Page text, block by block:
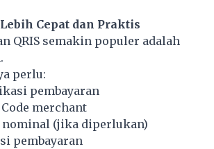
Cepat dan Praktis
QRIS semakin populer adalah
perlu:
pembayaran
merchant
nominal (jika diperlukan)
pembayaran